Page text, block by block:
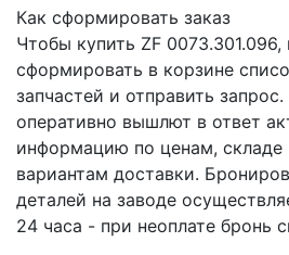
Как сформировать заказ
Чтобы купить ZF
сформировать в корзине
запчастей и отправить
оперативно вышлют в ответ
информацию по ценам, складе
вариантам доставки.
деталей на заводе
24 часа - при неоплате бронь